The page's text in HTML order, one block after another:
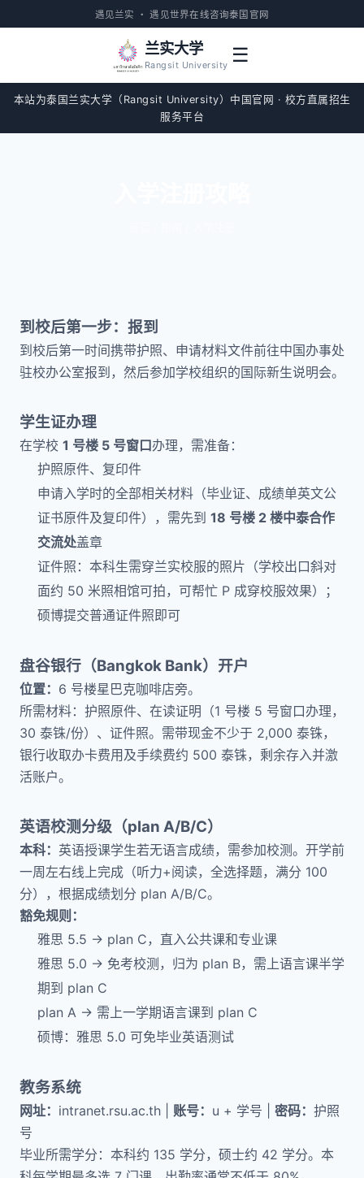
遇见兰实 · 遇见世界在线咨询泰国官网
兰实大学
Rangsit University ☰
本站为泰国兰实大学（Rangsit University）中国官网 · 校方直属招生
服务平台
到校后第一步：报到
到校后第一时间携带护照、申请材料文件前往中国办事处
驻校办公室报到，然后参加学校组织的国际新生说明会。
学生证办理
在学校 1 号楼 5 号窗口办理，需准备：
护照原件、复印件
申请入学时的全部相关材料（毕业证、成绩单英文公
证书原件及复印件），需先到 18 号楼 2 楼中泰合作
交流处盖章
证件照：本科生需穿兰实校服的照片（学校出口斜对
面约 50 米照相馆可拍，可帮忙 P 成穿校服效果）；
硕博提交普通证件照即可
盘谷银行（Bangkok Bank）开户
位置： 6 号楼星巴克咖啡店旁。
所需材料：护照原件、在读证明（1 号楼 5 号窗口办理，
30 泰铢/份）、证件照。需带现金不少于 2,000 泰铢，
银行收取办卡费用及手续费约 500 泰铢，剩余存入并激
活账户。
英语校测分级（plan A/B/C）
本科： 英语授课学生若无语言成绩，需参加校测。开学前
一周左右线上完成（听力+阅读，全选择题，满分 100
分），根据成绩划分 plan A/B/C。
豁免规则：
雅思 5.5 → plan C，直入公共课和专业课
雅思 5.0 → 免考校测，归为 plan B，需上语言课半学
期到 plan C
plan A → 需上一学期语言课到 plan C
硕博：雅思 5.0 可免毕业英语测试
教务系统
网址： intranet.rsu.ac.th 账号： u + 学号 | 密码： 护照
号
毕业所需学分：本科约 135 学分，硕士约 42 学分。本